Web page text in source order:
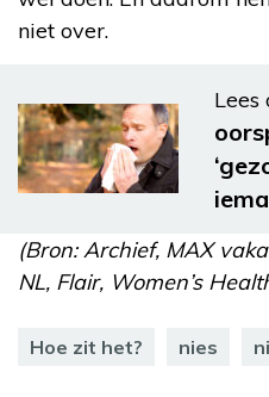
niet over.
Lees
(Bron: Archief, MAX
NL, Flair, Women’s
Hoe zit het? nies